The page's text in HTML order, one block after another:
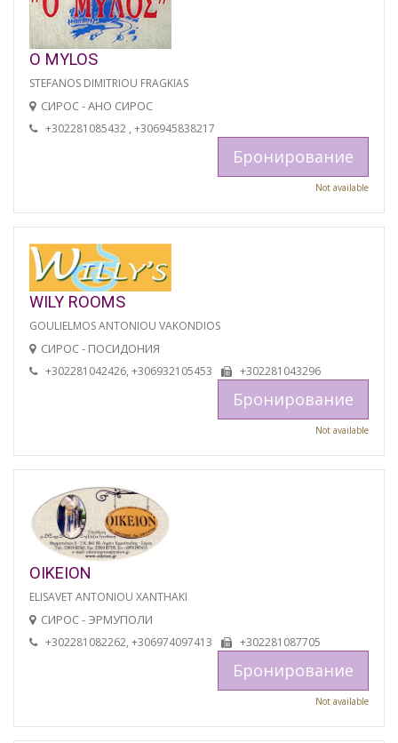
O MYLOS
STEFANOS DIMITRIOU FRAGKIAS
СИРОС - АНО СИРОС
+302281085432 , +306945838217
Бронирование
Not available
WILY ROOMS
GOULIELMOS ANTONIOU VAKONDIOS
СИРОС - ПОСИДОНИЯ
+302281042426, +306932105453 +302281043296
Бронирование
Not available
OIKEION
ELISAVET ANTONIOU XANTHAKI
СИРОС - ЭРМУПОЛИ
+302281082262, +306974097413 +302281087705
Бронирование
Not available